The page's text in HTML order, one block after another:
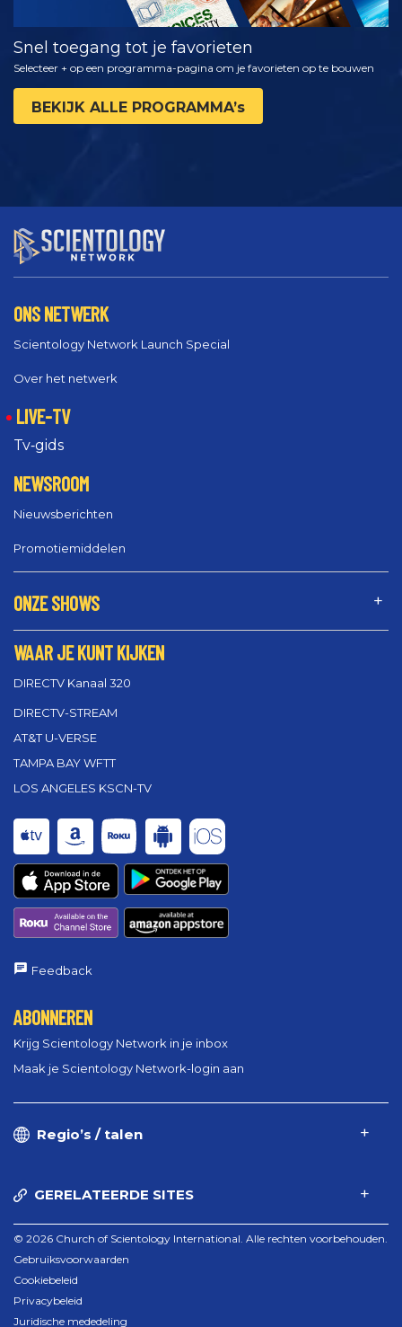
Snel toegang tot je favorieten
Selecteer + op een programma-pagina om je favorieten op te bouwen
BEKIJK ALLE PROGRAMMA’s
ONS NETWERK
Scientology Network Launch Special
Over het netwerk
LIVE-TV
Tv‑gids
NEWSROOM
Nieuwsberichten
Promotiemiddelen
ONZE SHOWS
WAAR JE KUNT KIJKEN
DIRECTV Kanaal 320
DIRECTV-STREAM
AT&T U-VERSE
TAMPA BAY WFTT
LOS ANGELES KSCN-TV
Feedback
ABONNEREN
Krijg Scientology Network in je inbox
Maak je Scientology Network-login aan
Regio’s / talen
GERELATEERDE SITES
© 2026 Church of Scientology International. Alle rechten voorbehouden.
Gebruiksvoorwaarden
Cookiebeleid
Privacybeleid
Juridische mededeling